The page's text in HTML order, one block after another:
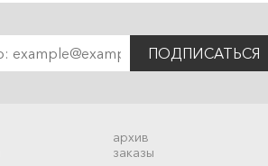
ПОДПИСАТЬСЯ
архив
заказы